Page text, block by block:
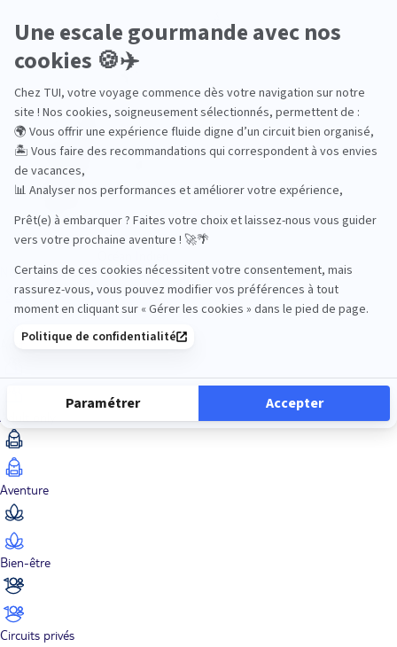
Nos thématiques
Actif
Adult only
Aventure
Bien-être
Circuits privés